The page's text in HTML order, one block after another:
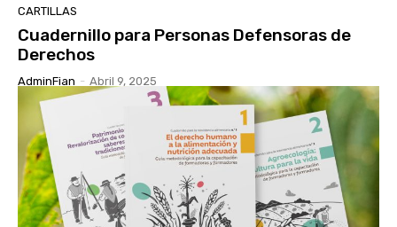
CARTILLAS
Cuadernillo para Personas Defensoras de
Derechos
AdminFian - Abril 9, 2025